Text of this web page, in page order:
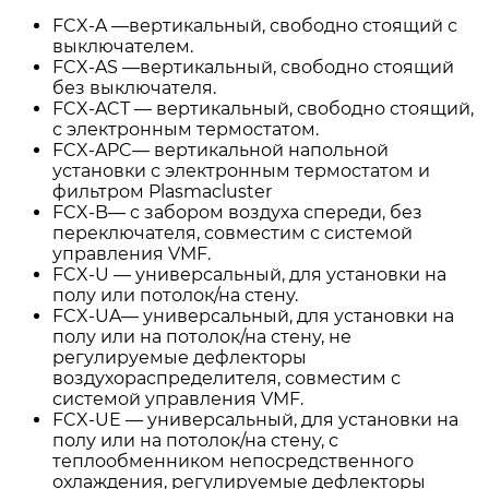
FCX-A —вертикальный, свободно стоящий с
выключателем.
FCX-AS —вертикальный, свободно стоящий
без выключателя.
FCX-ACT — вертикальный, свободно стоящий,
с электронным термостатом.
FCX-APC— вертикальной напольной
установки с электронным термостатом и
фильтром Plasmacluster
FCX-B— с забором воздуха спереди, без
переключателя, совместим с системой
управления VMF.
FCX-U — универсальный, для установки на
полу или потолок/на стену.
FCX-UA— универсальный, для установки на
полу или на потолок/на стену, не
регулируемые дефлекторы
воздухораспределителя, совместим с
системой управления VMF.
FCX-UE — универсальный, для установки на
полу или на потолок/на стену, с
теплообменником непосредственного
охлаждения, регулируемые дефлекторы